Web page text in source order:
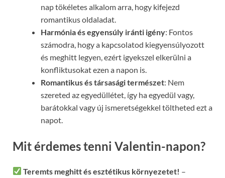
nap tökéletes alkalom arra, hogy kifejezd
romantikus oldaladat.
Harmónia és egyensúly iránti igény: Fontos
számodra, hogy a kapcsolatod kiegyensúlyozott
és meghitt legyen, ezért igyekszel elkerülni a
konfliktusokat ezen a napon is.
Romantikus és társasági természet: Nem
szereted az egyedüllétet, így ha egyedül vagy,
barátokkal vagy új ismeretségekkel töltheted ezt a
napot.
Mit érdemes tenni Valentin-napon?
Teremts meghitt és esztétikus környezetet! –